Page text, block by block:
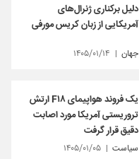
دلیل برکناری ژنرال‌های
آمریکایی از زبان کریس مورفی
جهان ۱۴۰۵/۰۱/۱۴
یک فروند هواپیمای F۱۸ ارتش
تروریستی آمریکا مورد اصابت
دقیق قرار گرفت
سیاست ۱۴۰۵/۰۱/۰۵